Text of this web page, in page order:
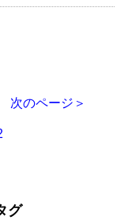
次のページ＞
グ